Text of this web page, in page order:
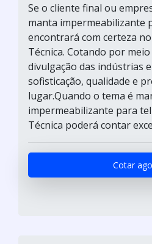
Se o cliente final ou
manta impermeabilizante
encontrará com certeza
Técnica. Cotando por
divulgação das indústrias
sofisticação, qualidade e
lugar.Quando o tema é
impermeabilizante para
Técnica poderá contar
Cotar